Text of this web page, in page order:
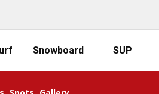
Snowboard SUP